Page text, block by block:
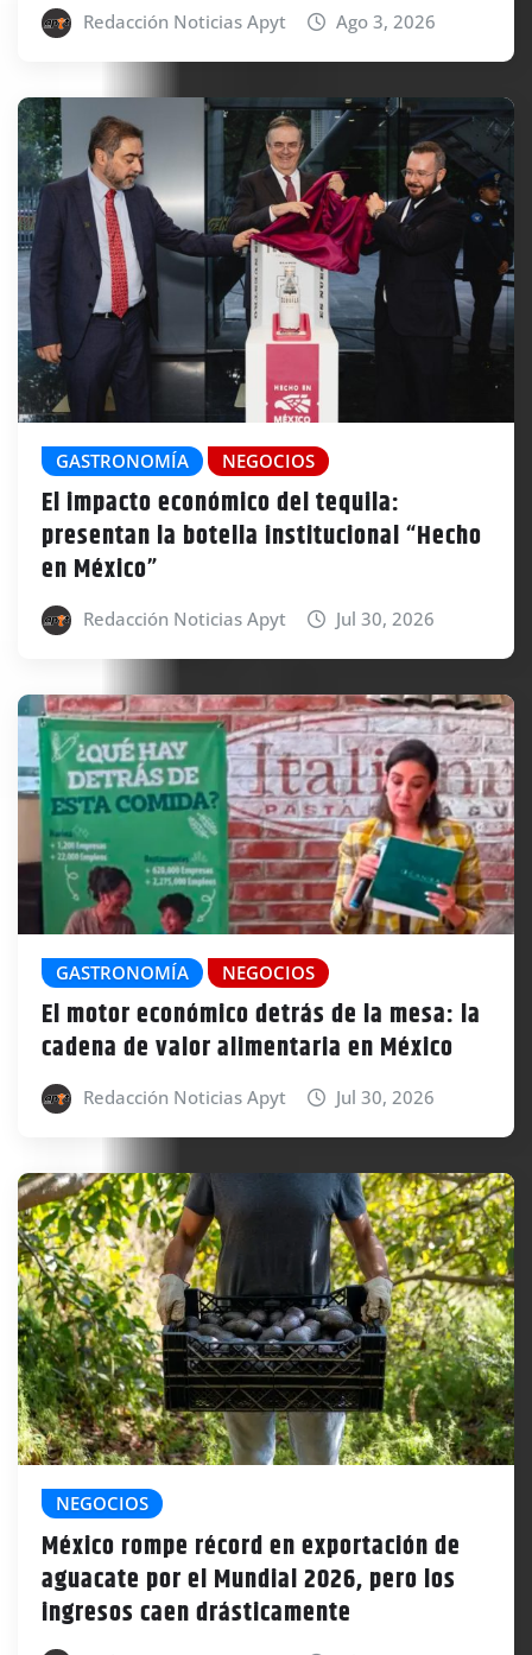
Redacción Noticias Apyt Ago 3, 2026
GASTRONOMÍA NEGOCIOS
El impacto económico del tequila:
presentan la botella institucional “Hecho
en México”
Redacción Noticias Apyt Jul 30, 2026
GASTRONOMÍA NEGOCIOS
El motor económico detrás de la mesa: la
cadena de valor alimentaria en México
Redacción Noticias Apyt Jul 30, 2026
NEGOCIOS
México rompe récord en exportación de
aguacate por el Mundial 2026, pero los
ingresos caen drásticamente